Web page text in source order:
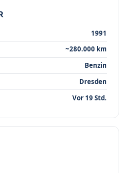
1991
~280.000 km
Benzin
Dresden
Vor 19 Std.